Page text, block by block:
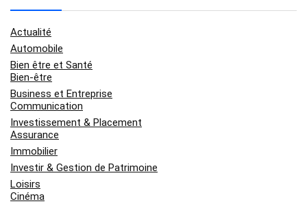
Actualité
Automobile
Bien être et Santé
Bien-être
Business et Entreprise
Communication
Investissement & Placement
Assurance
Immobilier
Investir & Gestion de Patrimoine
Loisirs
Cinéma